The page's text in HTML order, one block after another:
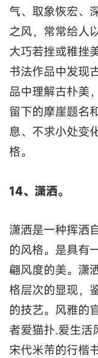
气、取象恢宏、
之风，常常给人
大巧若挫或稚挫
书法作品中发现
品中理解古朴美
留下的摩崖题名
息、不求小处变
格。
14、潇洒。
潇洒是一种挥洒
的风格。是具有
翩风度的美。潇
格层次的显现，
的技艺。风雅的
者爱猫扑.爱生活
宋代米芾的行楷